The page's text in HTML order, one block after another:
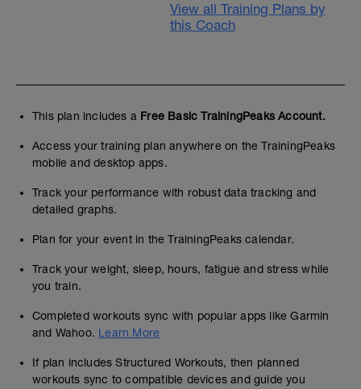
View all Training Plans by
this Coach
This plan includes a Free Basic TrainingPeaks Account.
Access your training plan anywhere on the TrainingPeaks
mobile and desktop apps.
Track your performance with robust data tracking and
detailed graphs.
Plan for your event in the TrainingPeaks calendar.
Track your weight, sleep, hours, fatigue and stress while
you train.
Completed workouts sync with popular apps like Garmin
and Wahoo. Learn More
If plan includes Structured Workouts, then planned
workouts sync to compatible devices and guide you